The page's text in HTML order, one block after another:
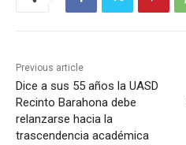
Previous article
Dice a sus 55 años la UASD
Recinto Barahona debe
relanzarse hacia la
trascendencia académica